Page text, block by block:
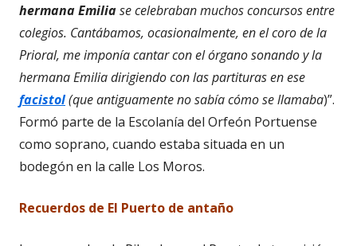
hermana Emiliase celebraban muchos concursos entre
colegios. Cantábamos, ocasionalmente, en el coro de la
Prioral, me imponía cantar con el órgano sonando y la
hermana Emilia dirigiendo con las partituras en ese
facistol(que antiguamente no sabía cómo se llamaba)”.
Formó parte de la Escolanía del Orfeón Portuense
como soprano, cuando estaba situada en un
bodegón en la calle Los Moros.
Recuerdos de El Puerto de antaño